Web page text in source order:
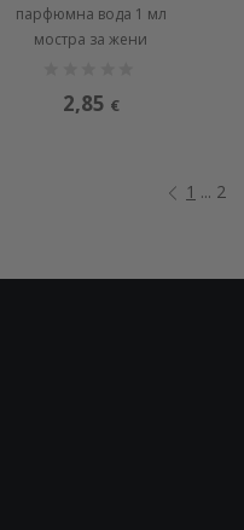
парфюмна вода 1 мл
мостра за жени
2,85 €
1 ... 2